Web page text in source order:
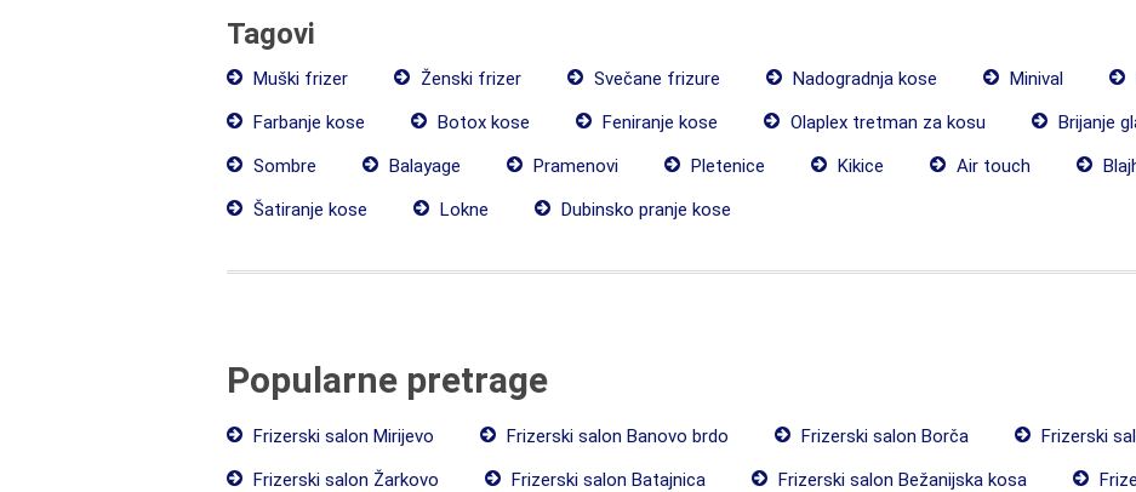
Tagovi
Muški frizer Ženski frizer Svečane frizure Nadogradnja kose Minival
Farbanje kose
Botox kose Feniranje kose Olaplex tretman za kosu Brijanje
Sombre
Balayage Pramenovi Pletenice Kikice Air touch
Šatiranje kose
Lokne Dubinsko pranje kose
Popularne pretrage
Frizerski salon Mirijevo Frizerski salon Banovo brdo Frizerski salon Borča
Frizerski
Frizerski salon Žarkovo
Frizerski salon Batajnica Frizerski salon Bežanijska kosa